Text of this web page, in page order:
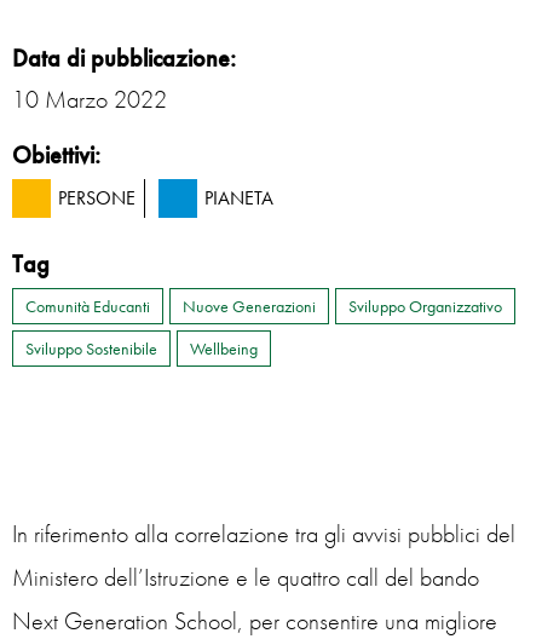
Data di pubblicazione:
10 Marzo 2022
Obiettivi:
PERSONE PIANETA
Tag
Comunità Educanti Nuove Generazioni
Sviluppo Organizzativo
Sviluppo Sostenibile
Wellbeing
In riferimento alla correlazione tra gli avvisi pubblici del
Ministero dell’Istruzione e le quattro call del bando
Next Generation School, per consentire una migliore